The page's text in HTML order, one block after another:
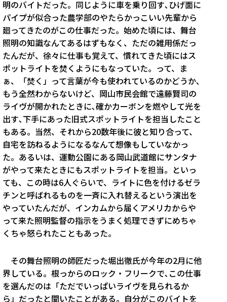
明のバイトだった。同じように車を乗り回す､ひげ面に
パイプが似合った農学部のやたらかっこいい先輩から
廻ってきたのがこの仕事だった。始めた頃には、舞台
照明の知識なんてあるはずもなく、ただの雑用係だっ
たんだが、徐々に仕事も覚えて、慣れてきた頃にはス
ポットライトを焚くようにもなっていた。って、ま
ぁ、「焚く」って言葉が今も使われているのかどうか､
もう全然わからないけど、岡山市民会館で遠藤賢司の
ライヴが開かれたときに､確かカーボンを燃やして光を
出す､下手にあった旧式スポットライトを担当したこと
もある。当然、それから20数年後に彼と知り合って、
自宅を訪ねるようになるなんて想像もしていなかっ
た。あるいは、運動公園にある岡山武道館にサンタナ
がやって来たときにもスポットライトを担当。といっ
ても、この時は6人ぐらいで、ライトに色を付けるゼラ
チンと呼ばれるものを一斉に入れ替えるという演出を
やっていたんだが、インカムから届くアメリカからや
って来た照明監督の指示をうまく処理できずにめちゃ
くちゃ怒られたこともあった。
その舞台照明の師匠だった堀出徹氏が今年の2月に他
界している。根っからのロック・フリークで､この仕事
を選んだのは「ただでいっぱいライヴを見られるか
ら」だったと聞いたことがある。自分がこのバイトを